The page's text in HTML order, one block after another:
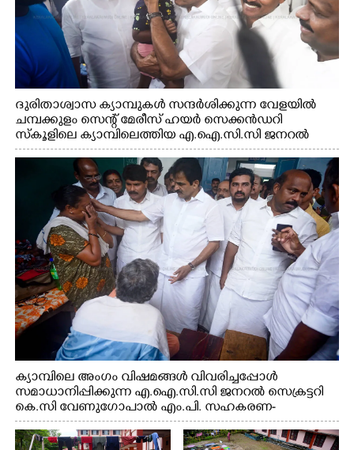
ദുരിതാശ്വാസ ക്യാമ്പുകൾ സന്ദർശിക്കുന്ന വേളയിൽ
ചമ്പക്കുളം സെന്റ് മേരീസ് ഹയർ സെക്കൻഡറി
സ്കൂളിലെ ക്യാമ്പിലെത്തിയ എ.ഐ.സി.സി ജനറൽ
സെക്രട്ടറി കെ.സി വേണുഗോപാൽ എം.പി കുരുന്നിനെ
എടുത്ത് ലാളിച്ചപ്പോൾ. സഹകരണ-എക്സൈസ്
വകുപ്പ് മന്ത്രി എം. ലിജു, കൃഷിവകുപ്പ് മന്ത്രി ടി. സിദ്ദിഖ്,
റെജി ചെറിയാൻ എം. എൽ. എ എന്നിവർ സമീപം
ക്യാമ്പിലെ അംഗം വിഷമങ്ങൾ വിവരിച്ചപ്പോൾ
സമാധാനിപ്പിക്കുന്ന എ.ഐ.സി.സി ജനറൽ സെക്രട്ടറി
കെ.സി വേണുഗോപാൽ എം.പി. സഹകരണ-
എക്സൈസ് വകുപ്പ് മന്ത്രി എം. ലിജു, എന്നിവർ
×
Share this link
Copy Link